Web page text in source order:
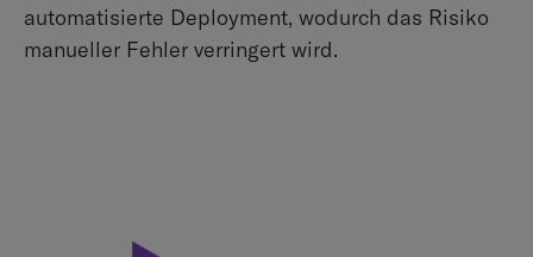
automatisierte Deployment, wodurch das Risiko
manueller Fehler verringert wird.